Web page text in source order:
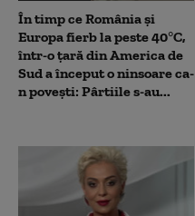
În timp ce România și
Europa fierb la peste 40°C,
într-o țară din America de
Sud a început o ninsoare ca-
n povești: Pârtiile s-au...